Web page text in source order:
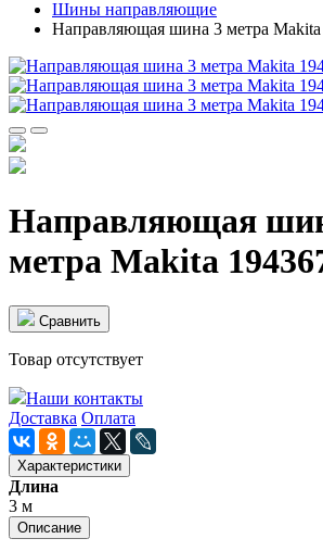
Шины направляющие
Направляющая шина 3 метра Makita
Направляющая
метра Makita
Cравнить
Товар отсутствует
Наши контакты
Доставка Оплата
Характеристики
Длина
3 м
Описание